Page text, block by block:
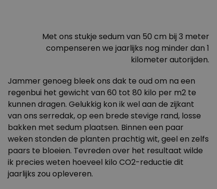
Met ons stukje sedum van 50 cm bij 3 meter
compenseren we jaarlijks nog minder dan 1
kilometer autorijden.
Jammer genoeg bleek ons dak te oud om na een
regenbui het gewicht van 60 tot 80 kilo per m2 te
kunnen dragen. Gelukkig kon ik wel aan de zijkant
van ons serredak, op een brede stevige rand, losse
bakken met sedum plaatsen. Binnen een paar
weken stonden de planten prachtig wit, geel en zelfs
paars te bloeien. Tevreden over het resultaat wilde
ik precies weten hoeveel kilo CO2-reductie dit
jaarlijks zou opleveren.